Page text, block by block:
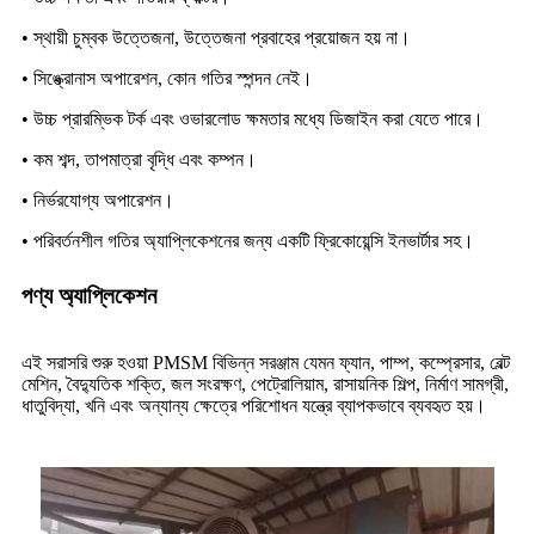
• স্থায়ী চুম্বক উত্তেজনা, উত্তেজনা প্রবাহের প্রয়োজন হয় না।
• সিঙ্ক্রোনাস অপারেশন, কোন গতির স্পন্দন নেই।
• উচ্চ প্রারম্ভিক টর্ক এবং ওভারলোড ক্ষমতার মধ্যে ডিজাইন করা যেতে পারে।
• কম শব্দ, তাপমাত্রা বৃদ্ধি এবং কম্পন।
• নির্ভরযোগ্য অপারেশন।
• পরিবর্তনশীল গতির অ্যাপ্লিকেশনের জন্য একটি ফ্রিকোয়েন্সি ইনভার্টার সহ।
পণ্য অ্যাপ্লিকেশন
এই সরাসরি শুরু হওয়া PMSM বিভিন্ন সরঞ্জাম যেমন ফ্যান, পাম্প, কম্প্রেসার, বেল্ট
মেশিন, বৈদ্যুতিক শক্তি, জল সংরক্ষণ, পেট্রোলিয়াম, রাসায়নিক শিল্প, নির্মাণ সামগ্রী,
ধাতুবিদ্যা, খনি এবং অন্যান্য ক্ষেত্রে পরিশোধন যন্ত্রে ব্যাপকভাবে ব্যবহৃত হয়।